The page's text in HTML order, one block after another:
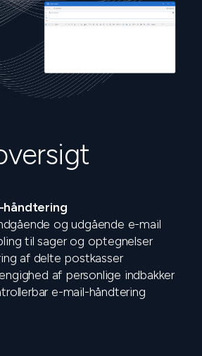
og udgående e-mail
til sager og optegnelser
af delte postkasser
af personlige indbakker
e-mail-håndtering